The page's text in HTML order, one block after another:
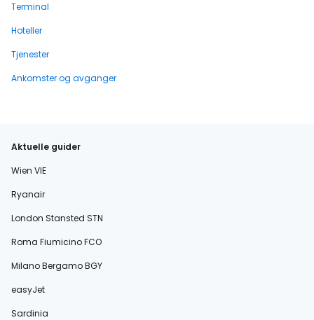
Terminal
Hoteller
Tjenester
Ankomster og avganger
Aktuelle guider
Wien VIE
Ryanair
London Stansted STN
Roma Fiumicino FCO
Milano Bergamo BGY
easyJet
Sardinia